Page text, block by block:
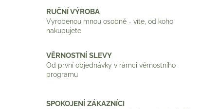
RUČNÍ VÝROBA
Vyrobenou mnou osobně - víte, od koho
nakupujete
VĚRNOSTNÍ SLEVY
Od první objednávky v rámci věrnostního
programu
SPOKOJENÍ ZÁKAZNÍCI